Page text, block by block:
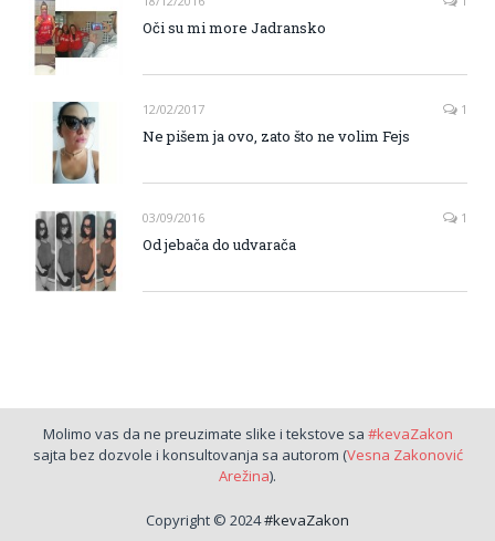
Oči su mi more Jadransko
12/02/2017 1
Ne pišem ja ovo, zato što ne volim Fejs
03/09/2016 1
Od jebača do udvarača
Molimo vas da ne preuzimate slike i tekstove sa #kevaZakon
sajta bez dozvole i konsultovanja sa autorom (Vesna Zakonović
Arežina).
Copyright © 2024#kevaZakon